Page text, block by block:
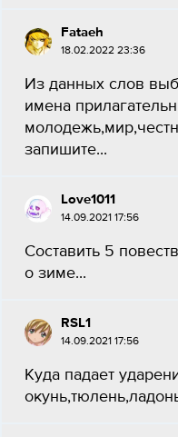
Fataeh
18.02.2022 23:36
Из данных слов
имена
запишите...
Love1011
14.09.2021 17:56
Составить 5
о зиме...
RSL1
14.09.2021 17:56
Куда падает